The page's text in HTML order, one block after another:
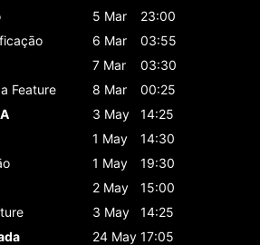
5 Mar
23:00
6 Mar
03:55
7 Mar
03:30
Feature 8 Mar
00:25
3 May
14:25
1 May
14:30
1 May
19:30
2 May
15:00
3 May
14:25
24 May 17:05